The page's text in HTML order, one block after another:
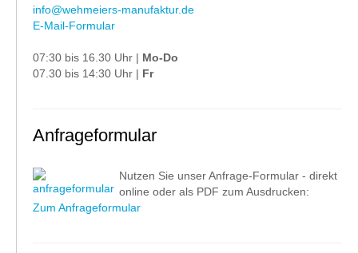
info@wehmeiers-manufaktur.de
E-Mail-Formular
07:30 bis 16.30 Uhr | Mo-Do
07.30 bis 14:30 Uhr | Fr
Anfrageformular
Nutzen Sie unser Anfrage-Formular - direkt
online oder als PDF zum Ausdrucken:
Zum Anfrageformular